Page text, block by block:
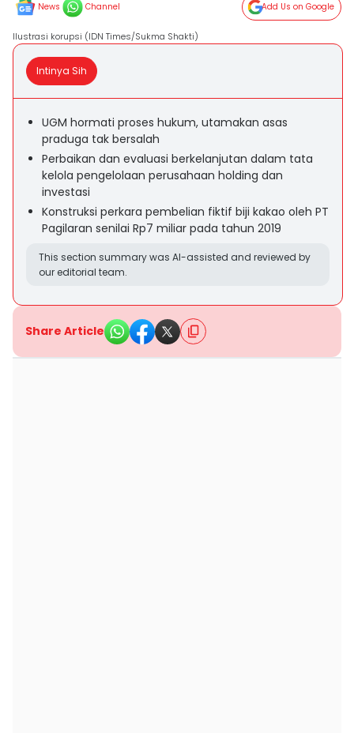
News Channel Add Us on Google
Ilustrasi korupsi (IDN Times/Sukma Shakti)
Intinya Sih
UGM hormati proses hukum, utamakan asas
praduga tak bersalah
Perbaikan dan evaluasi berkelanjutan dalam tata
kelola pengelolaan perusahaan holding dan
investasi
Konstruksi perkara pembelian fiktif biji kakao oleh PT
Pagilaran senilai Rp7 miliar pada tahun 2019
This section summary was AI-assisted and reviewed by
our editorial team.
Share Article